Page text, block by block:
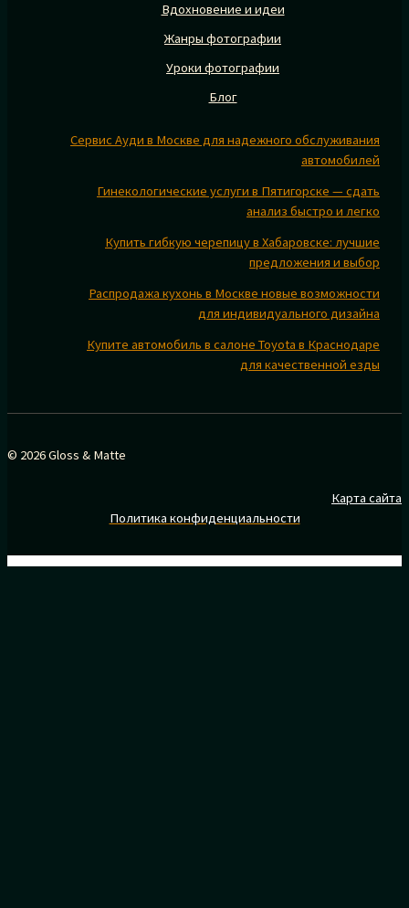
Вдохновение и идеи
Жанры фотографии
Уроки фотографии
Блог
Сервис Ауди в Москве для надежного обслуживания
автомобилей
Гинекологические услуги в Пятигорске — сдать
анализ быстро и легко
Купить гибкую черепицу в Хабаровске: лучшие
предложения и выбор
Распродажа кухонь в Москве новые возможности
для индивидуального дизайна
Купите автомобиль в салоне Toyota в Краснодаре
для качественной езды
© 2026 Gloss & Matte
Карта сайта
Политика конфиденциальности